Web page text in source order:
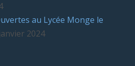
au Lycée Monge le
2024